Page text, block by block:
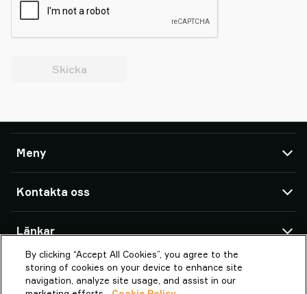
Skicka
Meny
Lyfthjälpmedel
Kundcase
Om TAWI
Vaculex är TAWI
Kontakta oss
TAWI AB - HQ
Transportgatan 1
434 37 Kungsbacka
Sweden
Länkar
Om Piab Group
TAWI – en del av Piab-gruppen
By clicking “Accept All Cookies”, you agree to the
storing of cookies on your device to enhance site
navigation, analyze site usage, and assist in our